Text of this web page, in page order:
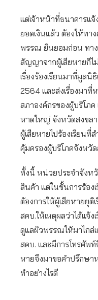
แต่เจ้าหน้าที่ธนาคารแจ้
ยอดเงินแล้ว ต้องให้ทา
พรรณ ยินยอมก่อน ทาง
สัญญาจากผู้เสียหายก็ไ
เรื่องร้องเรียนมาที่มูลนิ
2564 และส่งเรื่องมาที่
สภาองค์กรของผู้บริโภค
หาดใหญ่ จังหวัดสงขล
ผู้เสียหายไปร้องเรียน
คุ้มครองผู้บริโภคจังหวั
ทั้งนี้ หน่วยประจำจังห
สินค้า แต่ในชั้นการร้อง
ต้องการให้ผู้เสียหายยุติ
สคบ.ให้เหตุผลว่าได้แจ้
ดูแลผิวพรรณให้มาไกล่
สคบ. และมีการโทรศัพ
หายจึงมาขอคำปรึกษา
ทำอย่างไรดี